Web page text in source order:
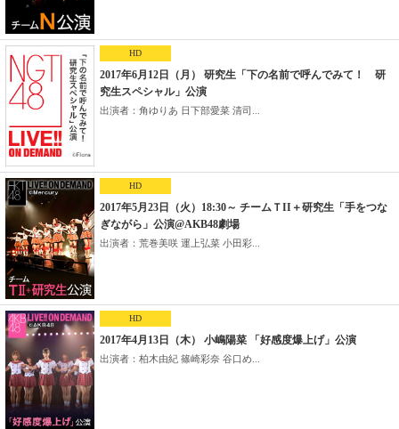
HD
2017年6月12日（月） 研究生「下の名前で呼んでみて！ 研
究生スペシャル」公演
出演者：角ゆりあ 日下部愛菜 清司...
HD
2017年5月23日（火）18:30～ チームＴII＋研究生「手をつな
ぎながら」公演@AKB48劇場
出演者：荒巻美咲 運上弘菜 小田彩...
HD
2017年4月13日（木） 小嶋陽菜 「好感度爆上げ」公演
出演者：柏木由紀 篠崎彩奈 谷口め...